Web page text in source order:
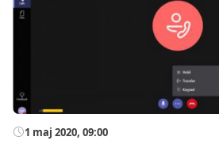
1 maj 2020, 09:00